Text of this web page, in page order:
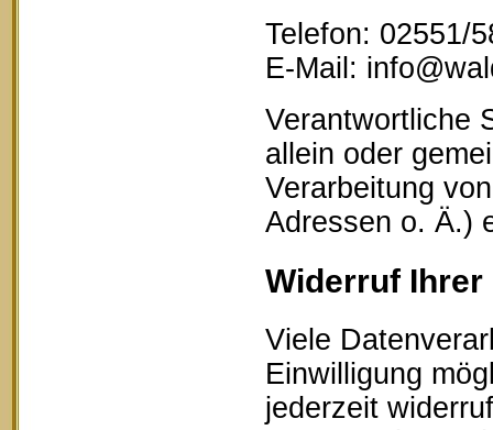
Telefon: 02551/
E-Mail:
Verantwortliche
allein oder
Verarbeitung
Adressen o. Ä.)
Widerruf
Viele
Einwilligung
jederzeit